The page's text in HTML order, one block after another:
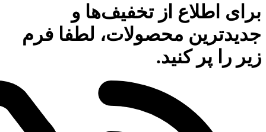
برای اطلاع از تخفیف‌ها و
جدیدترین محصولات، لطفا فرم
زیر را پر کنید.